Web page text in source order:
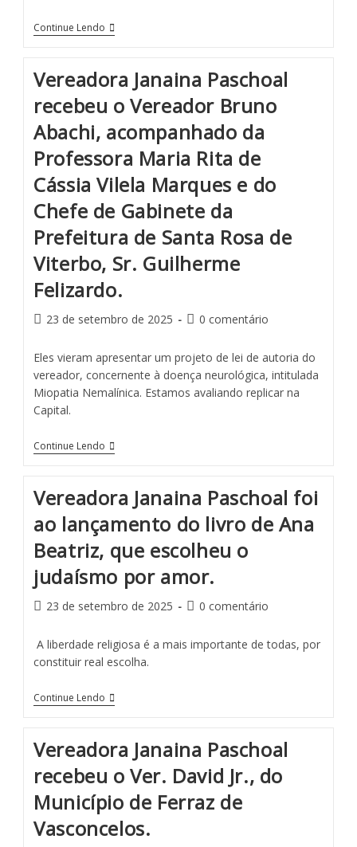
Continue Lendo
Vereadora Janaina Paschoal
recebeu o Vereador Bruno
Abachi, acompanhado da
Professora Maria Rita de
Cássia Vilela Marques e do
Chefe de Gabinete da
Prefeitura de Santa Rosa de
Viterbo, Sr. Guilherme
Felizardo.
23 de setembro de 2025 0 comentário
Eles vieram apresentar um projeto de lei de autoria do
vereador, concernente à doença neurológica, intitulada
Miopatia Nemalínica. Estamos avaliando replicar na
Capital.
Continue Lendo
Vereadora Janaina Paschoal foi
ao lançamento do livro de Ana
Beatriz, que escolheu o
judaísmo por amor.
23 de setembro de 2025 0 comentário
A liberdade religiosa é a mais importante de todas, por
constituir real escolha.
Continue Lendo
Vereadora Janaina Paschoal
recebeu o Ver. David Jr., do
Município de Ferraz de
Vasconcelos.